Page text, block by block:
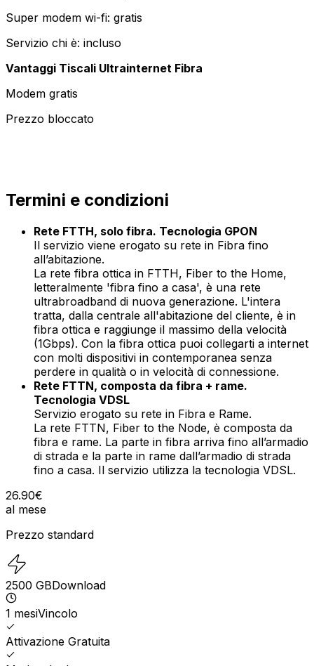
Super modem wi-fi: gratis
Servizio chi è: incluso
Vantaggi Tiscali Ultrainternet Fibra
Modem gratis
Prezzo bloccato
Termini e condizioni
Rete FTTH, solo fibra. Tecnologia GPON
Il servizio viene erogato su rete in Fibra fino
all’abitazione.
La rete fibra ottica in FTTH, Fiber to the Home,
letteralmente 'fibra fino a casa', è una rete
ultrabroadband di nuova generazione. L'intera
tratta, dalla centrale all'abitazione del cliente, è in
fibra ottica e raggiunge il massimo della velocità
(1Gbps). Con la fibra ottica puoi collegarti a internet
con molti dispositivi in contemporanea senza
perdere in qualità o in velocità di connessione.
Rete FTTN, composta da fibra + rame.
Tecnologia VDSL
Servizio erogato su rete in Fibra e Rame.
La rete FTTN, Fiber to the Node, è composta da
fibra e rame. La parte in fibra arriva fino all’armadio
di strada e la parte in rame dall’armadio di strada
fino a casa. Il servizio utilizza la tecnologia VDSL.
26.90€
al mese
Prezzo standard
2500 GBDownload
1 mesiVincolo
Attivazione Gratuita